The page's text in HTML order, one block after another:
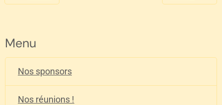
Menu
Nos sponsors
Nos réunions !